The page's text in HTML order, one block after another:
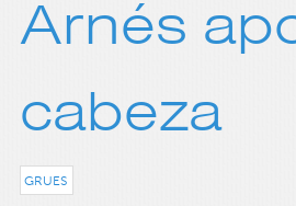
Arnés
cabeza
GRUES